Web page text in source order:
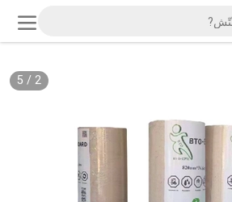
2
/
5